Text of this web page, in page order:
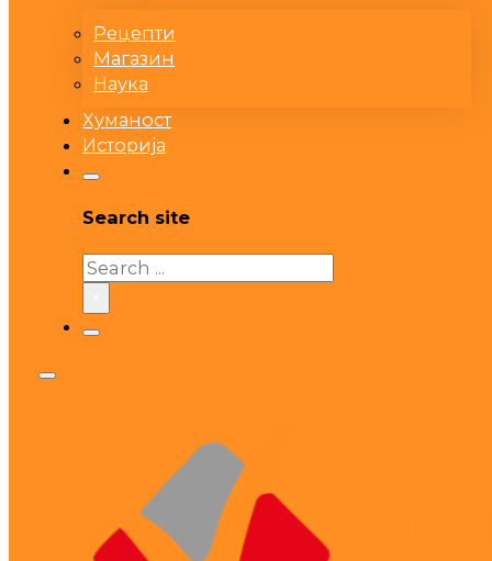
Рецепти
Магазин
Наука
Хуманост
Историја
Search site
Search